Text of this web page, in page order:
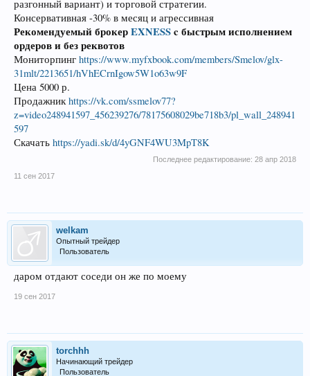
разгонный вариант) и торговой стратегии.
Консервативная -30% в месяц и агрессивная
Рекомендуемый брокерEXNESSc быстрым исполнением
ордеров и без реквотов
Мониторпинг https://www.myfxbook.com/members/Smelov/glx-
31mlt/2213651/hVhECrnIgow5W1o63w9F
Цена 5000 р.
Продажникhttps://vk.com/ssmelov77?
z=video248941597_456239276/78175608029be718b3/pl_wall_248941
597
Скачать https://yadi.sk/d/4yGNF4WU3MpT8K
Последнее редактирование: 28 апр 2018
11 сен 2017
welkam
Опытный трейдер
Пользователь
даром отдают соседи он же по моему
19 сен 2017
torchhh
Начинающий трейдер
Пользователь